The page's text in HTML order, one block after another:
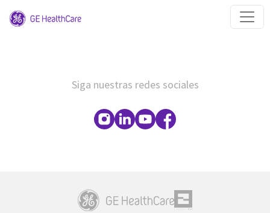
Siga nuestras redes sociales